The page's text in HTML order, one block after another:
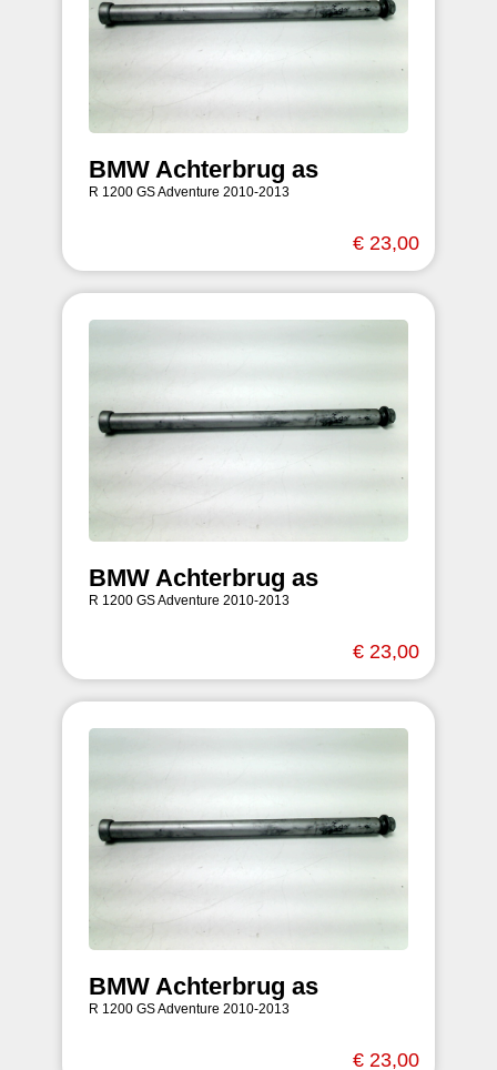
BMW Achterbrug as
R 1200 GS Adventure 2010-2013
€ 23,00
BMW Achterbrug as
R 1200 GS Adventure 2010-2013
€ 23,00
BMW Achterbrug as
R 1200 GS Adventure 2010-2013
€ 23,00